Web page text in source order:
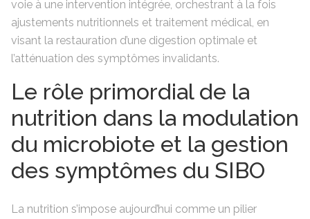
voie à une intervention intégrée, orchestrant à la fois
ajustements nutritionnels et traitement médical, en
visant la restauration d’une digestion optimale et
l’atténuation des symptômes invalidants.
Le rôle primordial de la
nutrition dans la modulation
du microbiote et la gestion
des symptômes du SIBO
La nutrition s’impose aujourd’hui comme un pilier